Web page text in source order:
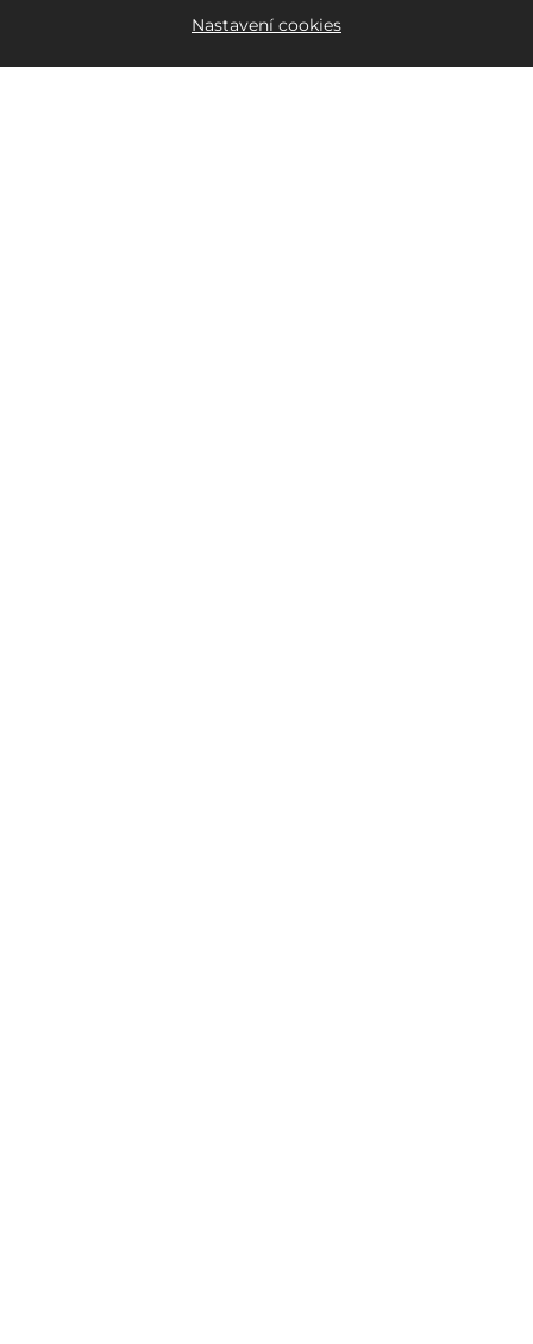
Nastavení cookies